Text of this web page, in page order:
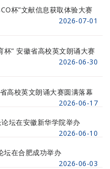
杯”文献信息获取体验大赛
2026-07-01
杯” 安徽省高校英文朗诵大赛
2026-06-30
高校英文朗诵大赛圆满落幕
2026-06-17
坛在安徽新华学院举办
2026-06-10
坛在合肥成功举办
2026-06-03